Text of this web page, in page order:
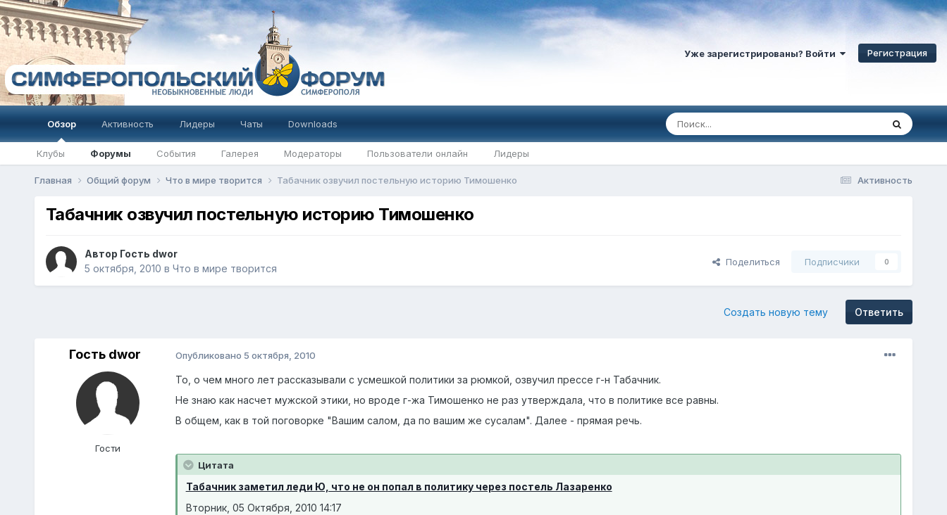
Уже зарегистрированы? Войти Регистрация
Обзор
Клубы Форумы События Галерея Модераторы Пользователи онлайн Лидеры
Активность Лидеры Чаты Downloads
Активность
Главная Общий форум Что в мире творится Табачник озвучил постельную историю Тимошенко
Табачник озвучил постельную историю Тимошенко
Автор Гость dwor
5 октября, 2010 в Что в мире творится
Поделиться Подписчики 0
Ответить
Создать новую тему
Гость dwor
Гости
Опубликовано 5 октября, 2010
То, о чем много лет рассказывали с усмешкой политики за рюмкой, озвучил прессе г-н Табачник.
Не знаю как насчет мужской этики, но вроде г-жа Тимошенко не раз утверждала, что в политике все равны.
В общем, как в той поговорке "Вашим салом, да по вашим же сусалам". Далее - прямая речь.
Цитата
Табачник заметил леди Ю, что не он попал в политику через постель Лазаренко
Вторник, 05 Октября, 2010 14:17